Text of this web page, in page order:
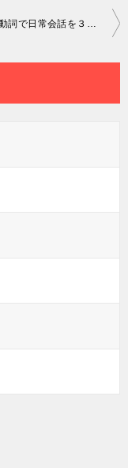
シンプル動詞で日常会話を３か月以内にマスター第９回目：中学までに習った動詞でしゃべれるようになるシリーズ(bring)